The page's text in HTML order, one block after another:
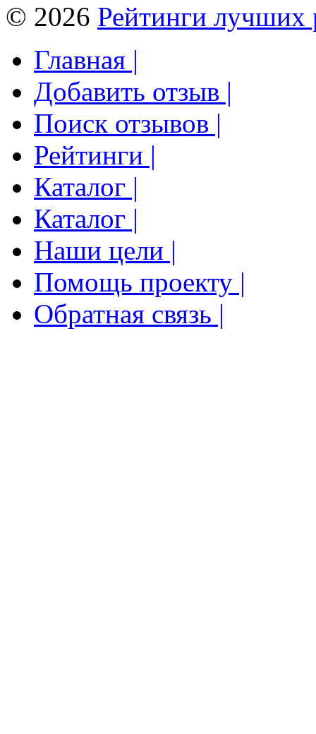
© 2026 Рейтинги лучших
Главная |
Добавить отзыв |
Поиск отзывов |
Рейтинги |
Каталог |
Каталог |
Наши цели |
Помощь проекту |
Обратная связь |